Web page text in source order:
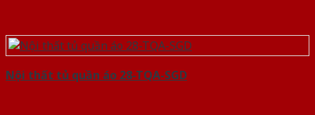
Nội thất tủ quần áo 28-TQA-SGD